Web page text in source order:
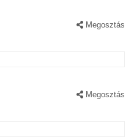
Megosztás
Megosztás